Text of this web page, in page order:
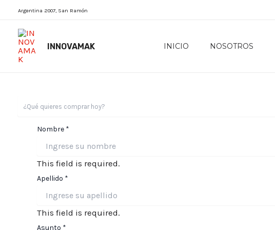
content
Argentina 2007, San Ramón
INNOVAMAK INICIO NOSOTROS
Nombre *
This field is required.
Apellido *
This field is required.
Asunto *